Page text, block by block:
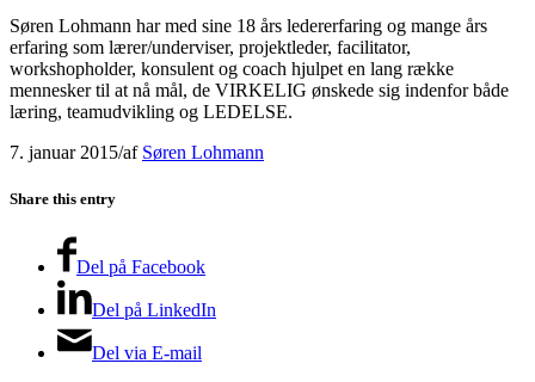
Søren Lohmann har med sine 18 års ledererfaring og mange års
erfaring som lærer/underviser, projektleder, facilitator,
workshopholder, konsulent og coach hjulpet en lang række
mennesker til at nå mål, de VIRKELIG ønskede sig indenfor både
læring, teamudvikling og LEDELSE.
7. januar 2015/af Søren Lohmann
Share this entry
Del på Facebook
Del på LinkedIn
Del via E-mail